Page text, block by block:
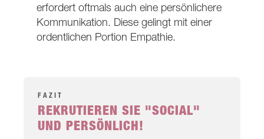
erfordert oftmals auch eine persönlichere
Kommunikation. Diese gelingt mit einer
ordentlichen Portion Empathie.
FAZIT
REKRUTIEREN SIE "SOCIAL"
UND PERSÖNLICH!